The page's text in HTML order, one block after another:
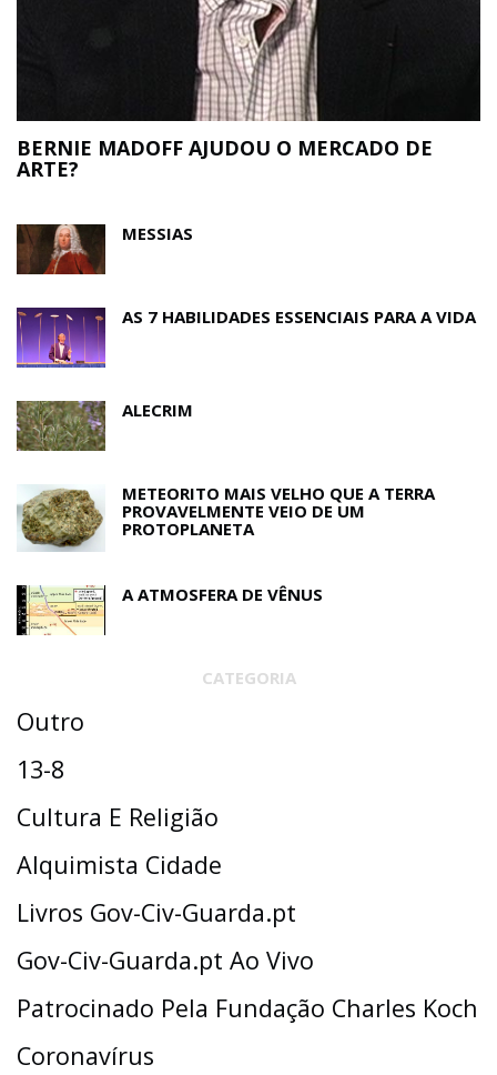
BERNIE MADOFF AJUDOU O MERCADO DE
ARTE?
MESSIAS
AS 7 HABILIDADES ESSENCIAIS PARA A VIDA
ALECRIM
METEORITO MAIS VELHO QUE A TERRA
PROVAVELMENTE VEIO DE UM
PROTOPLANETA
A ATMOSFERA DE VÊNUS
CATEGORIA
Outro
13-8
Cultura E Religião
Alquimista Cidade
Livros Gov-Civ-Guarda.pt
Gov-Civ-Guarda.pt Ao Vivo
Patrocinado Pela Fundação Charles Koch
Coronavírus